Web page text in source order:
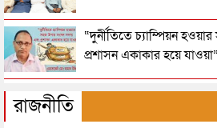
স্ত্রীকে হত্যা করে মাটিতে
সিলেটে স্ত্রীকে দিয়ে
“দুর্নীতিতে চ্যাম্পিয়ন
প্রশাসন একাকার হয়ে যাওয়া”
রাষ্ট্রপতি নির্বাচনের তারিখ
রাজনীতি